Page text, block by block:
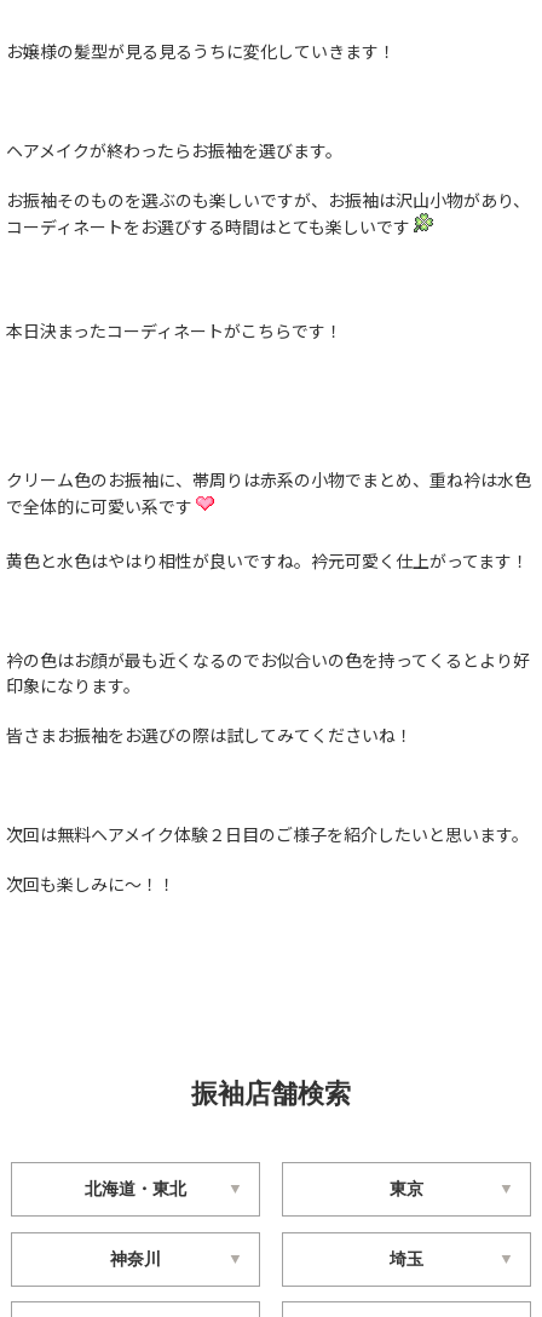
お嬢様の髪型が見る見るうちに変化していきます！
ヘアメイクが終わったらお振袖を選びます。
お振袖そのものを選ぶのも楽しいですが、お振袖は沢山小物があり、
コーディネートをお選びする時間はとても楽しいです
本日決まったコーディネートがこちらです！
クリーム色のお振袖に、帯周りは赤系の小物でまとめ、重ね衿は水色
で全体的に可愛い系です
黄色と水色はやはり相性が良いですね。衿元可愛く仕上がってます！
衿の色はお顔が最も近くなるのでお似合いの色を持ってくるとより好
印象になります。
皆さまお振袖をお選びの際は試してみてくださいね！
次回は無料ヘアメイク体験２日目のご様子を紹介したいと思います。
次回も楽しみに〜！！
振袖店舗検索
北海道・東北 東京
神奈川 埼玉